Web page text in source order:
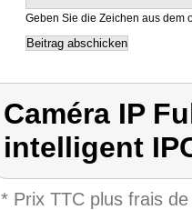
Geben Sie die Zeichen aus dem
Caméra IP
intelligent
* Prix TTC plus frais